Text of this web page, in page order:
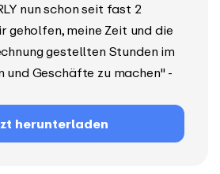
nun schon seit fast 2
geholfen, meine Zeit und die
gestellten Stunden im
und Geschäfte zu machen" -
herunterladen